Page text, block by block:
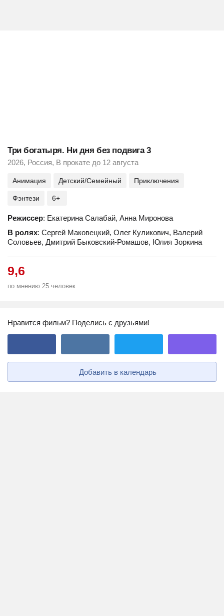
Три богатыря. Ни дня без подвига 3
2026, Россия, В прокате до 12 августа
Анимация Детский/Семейный Приключения
Фэнтези 6+
Режиссер: Екатерина Салабай, Анна Миронова
В ролях: Сергей Маковецкий, Олег Куликович, Валерий
Соловьев, Дмитрий Быковский-Ромашов, Юлия Зоркина
9,6
по мнению 25 человек
Нравится фильм? Поделись с друзьями!
Добавить в календарь